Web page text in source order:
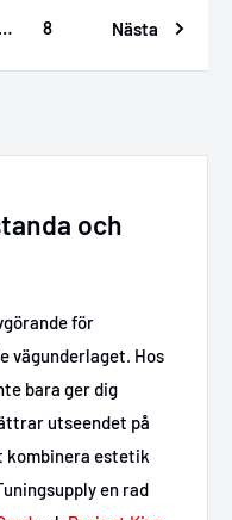
… 8 Nästa
och
för
vägunderlaget. Hos
bara ger dig
utseendet på
kombinera estetik
en rad